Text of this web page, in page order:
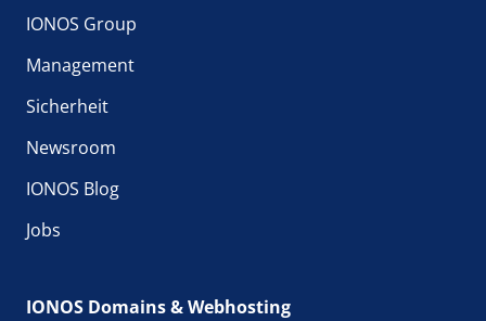
IONOS Group
Management
Sicherheit
Newsroom
IONOS Blog
Jobs
IONOS Domains & Webhosting